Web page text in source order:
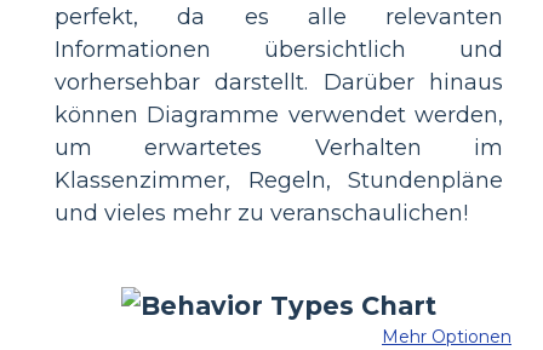
perfekt, da es alle relevanten
Informationen übersichtlich und
vorhersehbar darstellt. Darüber hinaus
können Diagramme verwendet werden,
um erwartetes Verhalten im
Klassenzimmer, Regeln, Stundenpläne
und vieles mehr zu veranschaulichen!
Mehr Optionen